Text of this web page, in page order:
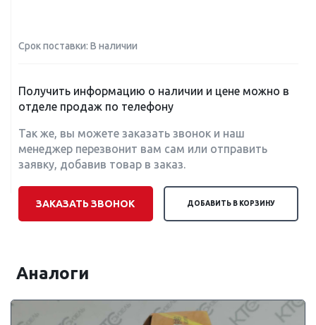
Срок поставки: В наличии
Получить информацию о наличии и цене можно в
отделе продаж по телефону
Так же, вы можете заказать звонок и наш
менеджер перезвонит вам сам или отправить
заявку, добавив товар в заказ.
ЗАКАЗАТЬ ЗВОНОК ДОБАВИТЬ В КОРЗИНУ
Аналоги